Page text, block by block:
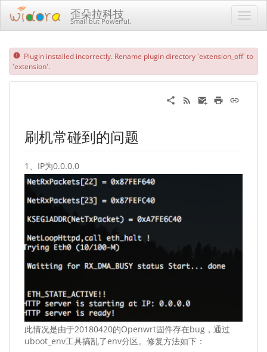
歪朵拉科技
Small but Powerful.
Plugin installed incorrectly. Rename plugin directory 'extension_off' to
'extension'.
刷机常碰到的问题
1、IP为0.0.0.0
此情况是由于20180420的Openwrt固件存在bug，通过
uboot_env工具搞乱了env分区。修复方法如下：